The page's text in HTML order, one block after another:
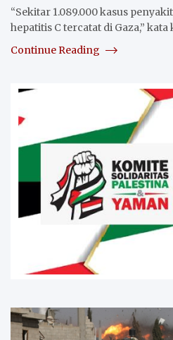
“Sekitar 1.089.000 kasus
hepatitis C tercatat di Gaza,”
Continue Reading